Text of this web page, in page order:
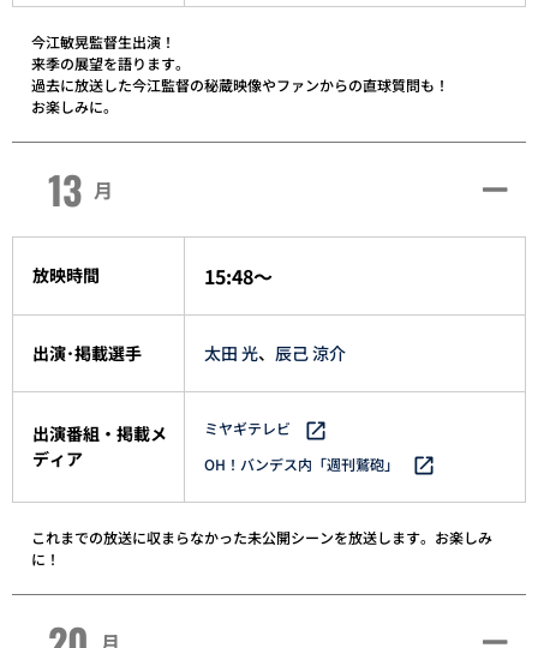
今江敏晃監督生出演！
来季の展望を語ります。
過去に放送した今江監督の秘蔵映像やファンからの直球質問も！
お楽しみに。
13 月
放映時間 15:48～
出演･掲載選手 太田 光、 辰己 涼介
出演番組・掲載メ
ディア
ミヤギテレビ
OH！バンデス内「週刊鷲砲」
これまでの放送に収まらなかった未公開シーンを放送します。お楽しみ
に！
月